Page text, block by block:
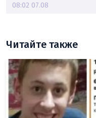
08:02 07.08
Читайте также